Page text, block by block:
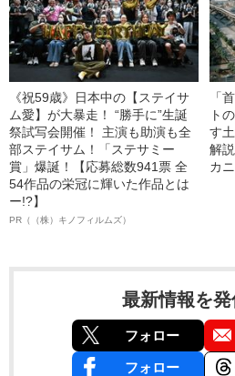
《祝59歳》日本中の【ステイサ
ム愛】が大暴走！ “勝手に”生誕
祭試写会開催！ 主演も助演も全
部ステイサム！「ステサミー
賞」爆誕！【応募総数941票 全
54作品の栄冠に輝いた作品とは
ー!?】
PR（（株）キノフィルムズ）
「
ト
す
解
カ
最新情報を発
フォロー
フォロー